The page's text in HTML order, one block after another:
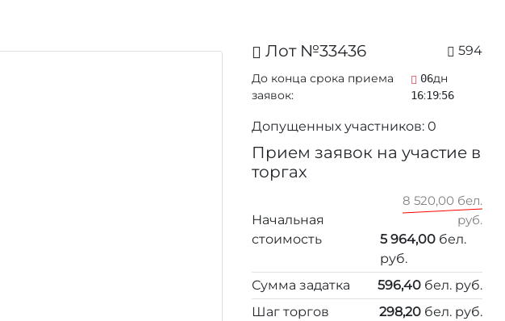
Лот №33436 594
До конца срока приема
заявок:
06дн
16:19:56
Допущенных участников: 0
Прием заявок на участие в
торгах
Начальная
стоимость
8 520,00 бел.
руб.
5 964,00бел.
руб.
Сумма задатка
596,40 бел. руб.
Шаг торгов
298,20 бел. руб.